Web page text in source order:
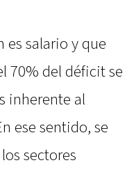
es salario y que
70% del déficit se
inherente al
ese sentido, se
sectores